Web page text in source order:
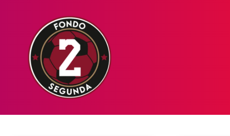
NOTICIAS